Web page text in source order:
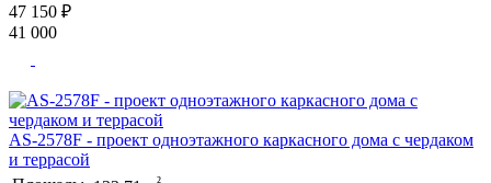
47 150 ₽
41 000
AS-2578F - проект одноэтажного каркасного дома с чердаком
и террасой